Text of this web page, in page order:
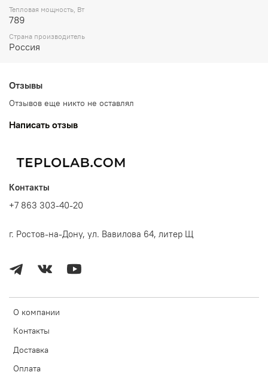
Тепловая мощность, Вт
789
Страна производитель
Россия
Отзывы
Отзывов еще никто не оставлял
Написать отзыв
О компании
Контакты
Доставка
Оплата
Контакты
+7 863 303-40-20
г. Ростов-на-Дону, ул. Вавилова 64, литер Щ